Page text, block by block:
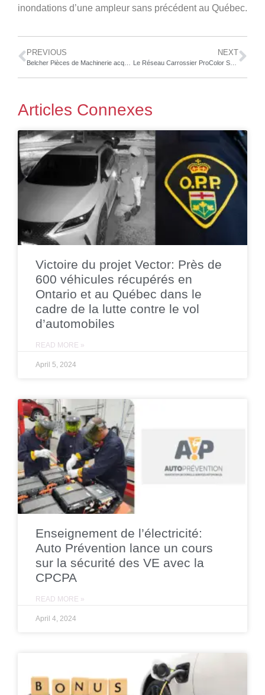
inondations d’une ampleur sans précédent au Québec.
PREVIOUS NEXT
Le Réseau Carrossier ProColor Sponsorisera le Segment Lance Stroll durant la diffusion de la Formule 1
Articles Connexes
Victoire du projet Vector: Près de
600 véhicules récupérés en
Ontario et au Québec dans le
cadre de la lutte contre le vol
d’automobiles
READ MORE »
April 5, 2024
Enseignement de l’électricité:
Auto Prévention lance un cours
sur la sécurité des VE avec la
CPCPA
READ MORE »
April 4, 2024